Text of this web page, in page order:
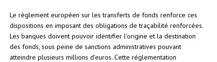
Le règlement européen sur les transferts de fonds renforce ces
dispositions en imposant des obligations de traçabilité renforcées.
Les banques doivent pouvoir identifier l’origine et la destination
des fonds, sous peine de sanctions administratives pouvant
atteindre plusieurs millions d’euros. Cette réglementation